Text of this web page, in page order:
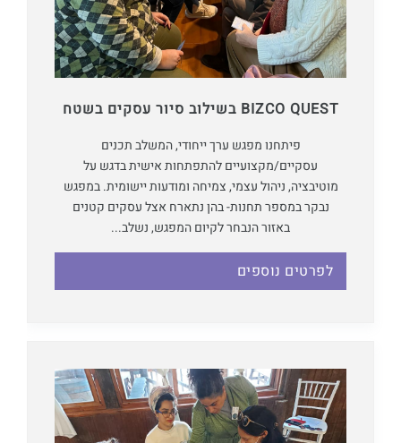
BIZCO QUEST בשילוב סיור עסקים בשטח
פיתחנו מפגש ערך ייחודי, המשלב תכנים
עסקיים/מקצועיים להתפתחות אישית בדגש על
מוטיבציה, ניהול עצמי, צמיחה ומודעות יישומית. במפגש
נבקר במספר תחנות- בהן נתארח אצל עסקים קטנים
באזור הנבחר לקיום המפגש, נשלב...
לפרטים נוספים